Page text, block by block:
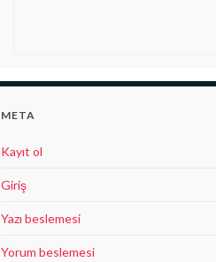
META
Kayıt ol
Giriş
Yazı beslemesi
Yorum beslemesi